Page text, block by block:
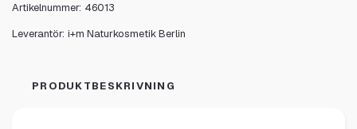
Artikelnummer: 46013
Leverantör: i+m Naturkosmetik Berlin
PRODUKTBESKRIVNING